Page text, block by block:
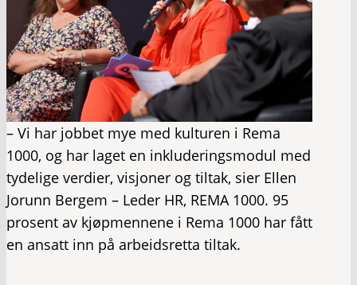
– Vi har jobbet mye med kulturen i Rema
1000, og har laget en inkluderingsmodul med
tydelige verdier, visjoner og tiltak, sier Ellen
Jorunn Bergem – Leder HR, REMA 1000. 95
prosent av kjøpmennene i Rema 1000 har fått
en ansatt inn på arbeidsretta tiltak.